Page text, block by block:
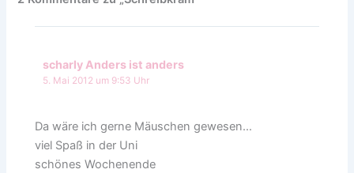
scharly Anders ist anders
5. Mai 2012 um 9:53 Uhr
Da wäre ich gerne Mäuschen gewesen…
viel Spaß in der Uni
schönes Wochenende